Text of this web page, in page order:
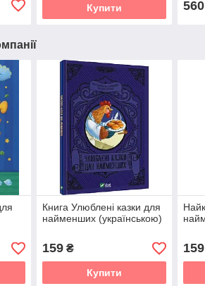
Купити 560
Книга Улюблені казки для
найменших (українською)
159₴
Купити
159